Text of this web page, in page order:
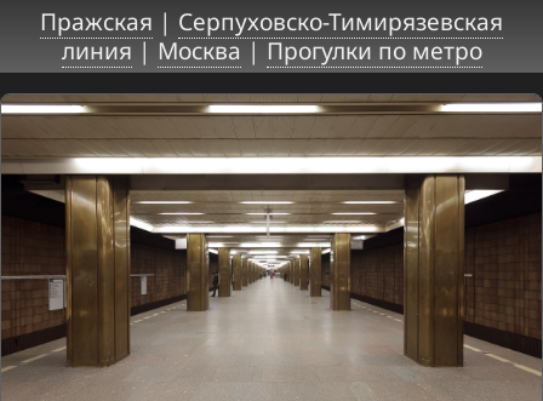
Пражская | Серпуховско-Тимирязевская
линия|Москва|Прогулки по метро